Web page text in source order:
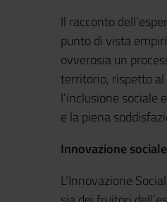
Il racconto
punto di vista
ovverosia un
territorio, rispetto al
l’inclusione sociale
e la piena
Innovazione
L’Innovazione